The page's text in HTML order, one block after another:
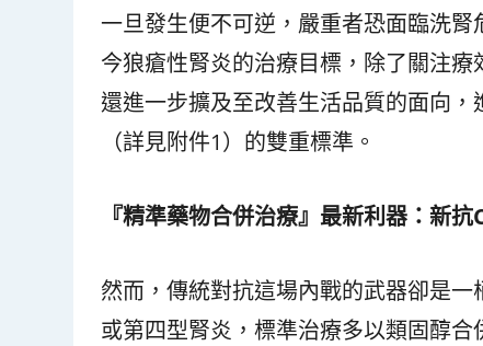
一旦發生便不可逆，嚴重者恐面臨洗
今狼瘡性腎炎的治療目標，除了關注
還進一步擴及至改善生活品質的面向，
（詳見附件1）的雙重標準。
『精準藥物合併治療』最新利器：新抗
然而，傳統對抗這場內戰的武器卻是
或第四型腎炎，標準治療多以類固醇